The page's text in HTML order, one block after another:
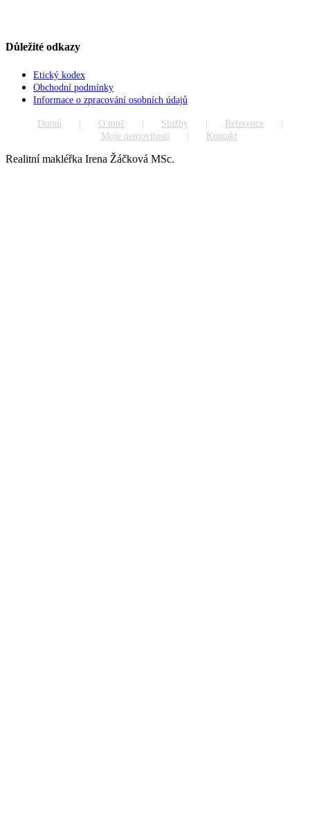
Důležité odkazy
Etický kodex
Obchodní podmínky
Informace o zpracování osobních údajů
Domů O mně Služby
Reference
Moje nemovitosti
Kontakt
Realitní makléřka Irena Žáčková MSc.